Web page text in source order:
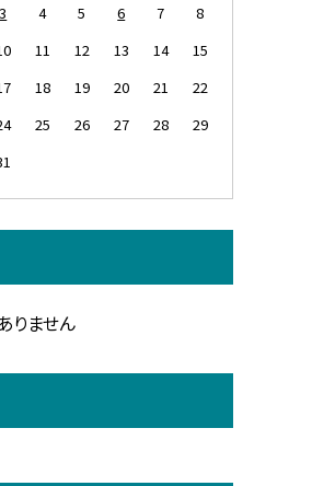
3 4 5 6 7
8
11 12 13 14
15
18 19 20 21
22
25 26 27 28
29
りません